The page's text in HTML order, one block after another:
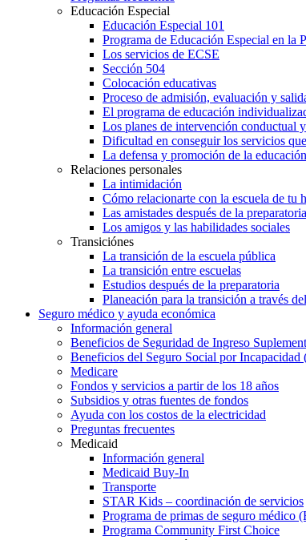
Educación Especial
Educación Especial 101
Programa de Educación Especial en la
Los servicios de ECSE
Sección 504
Colocación educativas
Proceso de admisión, evaluación y
El programa de educación
Los planes de intervención conductual
Dificultad en conseguir los servicios
La defensa y promoción de la
Relaciones personales
La intimidación
Cómo relacionarte con la escuela de tu
Las amistades después de la preparatoria
Los amigos y las habilidades sociales
Transiciónes
La transición de la escuela pública
La transición entre escuelas
Estudios después de la preparatoria
Planeación para la transición a través
Seguro médico y ayuda económica
Información general
Beneficios de Seguridad de Ingreso
Beneficios del Seguro Social por Incapacidad
Medicare
Fondos y servicios a partir de los 18 años
Subsidios y otras fuentes de fondos
Ayuda con los costos de la electricidad
Preguntas frecuentes
Medicaid
Información general
Medicaid Buy-In
Transporte
STAR Kids – coordinación de servicios
Programa de primas de seguro médico
Programa Community First Choice